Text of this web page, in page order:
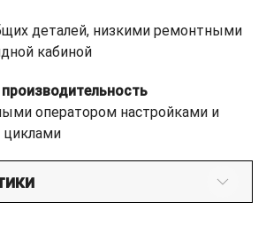
деталей, низкими ремонтными
кабиной
оператором настройками и
циклами